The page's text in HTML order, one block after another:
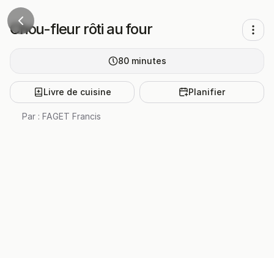
Chou-fleur rôti au four
80 minutes
Livre de cuisine Planifier
Par : FAGET Francis